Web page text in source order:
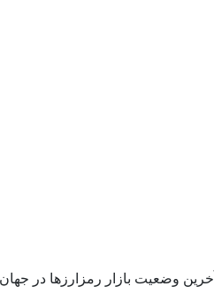
آخرین وضعیت بازار رمزارزها در